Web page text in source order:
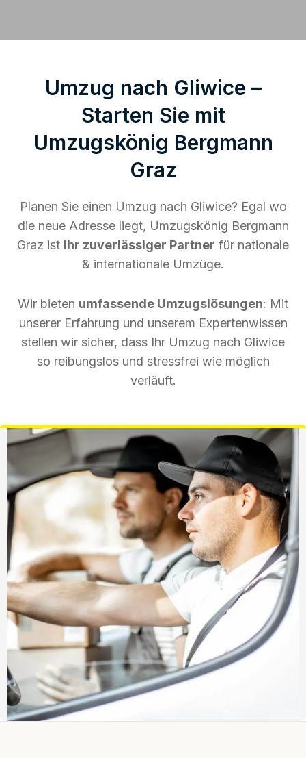
Umzug nach Gliwice –
Starten Sie mit
Umzugskönig Bergmann
Graz
Planen Sie einen Umzug nach Gliwice? Egal wo
die neue Adresse liegt, Umzugskönig Bergmann
Graz ist Ihr zuverlässiger Partner für nationale
& internationale Umzüge.
Wir bieten umfassende Umzugslösungen: Mit
unserer Erfahrung und unserem Expertenwissen
stellen wir sicher, dass Ihr Umzug nach Gliwice
so reibungslos und stressfrei wie möglich
verläuft.